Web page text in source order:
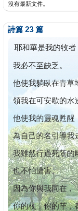
沒有最新文件。
詩篇 23 篇
耶和華是我的牧者
我必不至缺乏。
他使我躺臥在青草
領我在可安歇的水
他使我的靈魂甦醒
為自己的名引導我
我雖然行過死蔭的
也不怕遭害。
因為你與我同在，
你的杖，你的竿，
今已篩檢出1700位